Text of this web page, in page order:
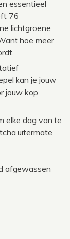
essentieel
76
lichtgroene
hoe meer
kan je jouw
jouw kop
elke dag van te
uitermate
afgewassen